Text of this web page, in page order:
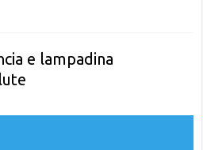
e lampadina